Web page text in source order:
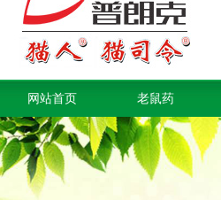
网站首页 老鼠药